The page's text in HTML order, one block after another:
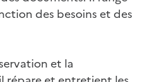
des besoins et des
et la